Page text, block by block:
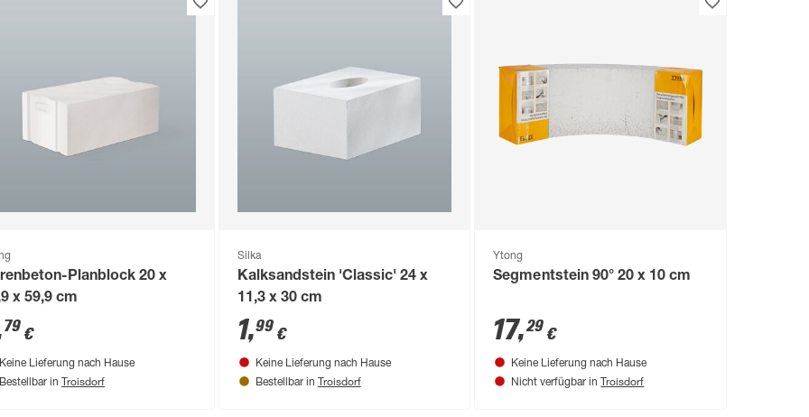
Planblock 20 x
x 59,9 cm
79 €
Keine Lieferung nach Hause
Bestellbar in Troisdorf
Silka
Kalksandstein 'Classic' 24 x
11,3 x 30 cm
1,99€
Keine Lieferung nach Hause
Bestellbar in Troisdorf
Ytong
Segmentstein 90° 20 x 10 cm
17,29 €
Keine Lieferung nach Hause
Nicht verfügbar in Troisdorf